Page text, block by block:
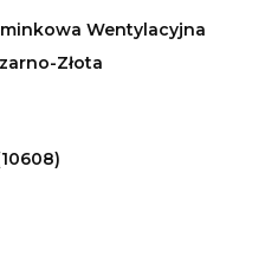
Wentylacyjna
Złota